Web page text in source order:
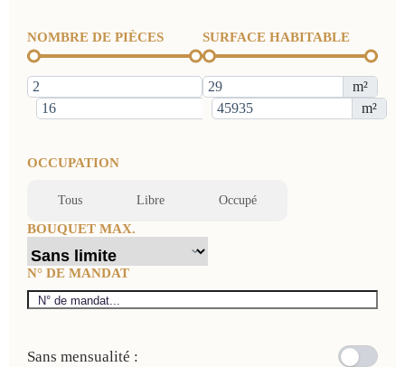
NOMBRE DE PIÈCES SURFACE HABITABLE
m²
m²
OCCUPATION
Tous Libre Occupé
BOUQUET MAX.
N° DE MANDAT